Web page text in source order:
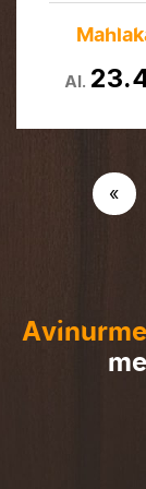
Lastele
Al.
«